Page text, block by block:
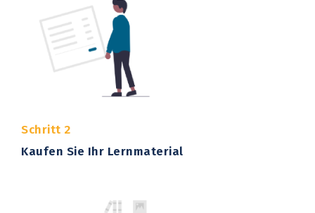
Schritt 2
Kaufen Sie Ihr Lernmaterial